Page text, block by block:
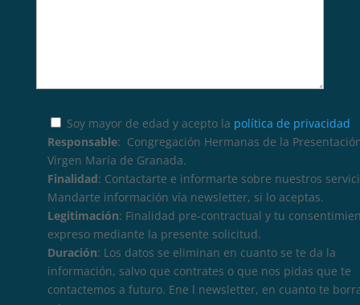
Soy mayor de edad y acepto la política de privacidad
Responsable: Congregación Hermanas de la
Virgen María de Granada.
Finalidad: Contactarte e informarte sobre nuestros
Mandarte información vía newsletter, si lo aceptas.
Legitimación: Finalidad pre-contractual y tu
expreso mediante la presente solicitud.
Duración: Los datos se eliminan en cuanto se te da la
información, salvo que contrates o que nos pidas que te
contactemos a futuro. Ene l newsletter, en cuanto te